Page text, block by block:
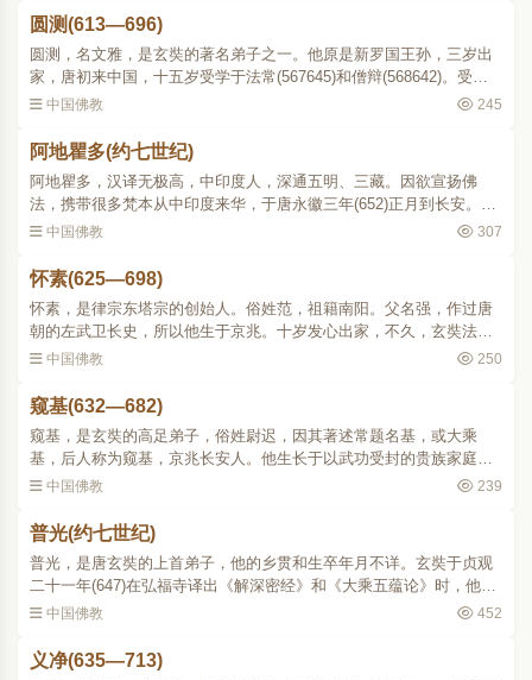
圆测(613—696)
圆测，名文雅，是玄奘的著名弟子之一。他原是新罗国王孙，三岁出
家，唐初来中国，十五岁受学于法常(567645)和僧辩(568642)。受戒
后，住长安玄法寺。钻研《毗昙》、《成实》、《俱舍》、《婆沙》
中国佛教 245
阿地瞿多(约七世纪)
阿地瞿多，汉译无极高，中印度人，深通五明、三藏。因欲宣扬佛
法，携带很多梵本从中印度来华，于唐永徽三年(652)正月到长安。他
来华的时间在玄奘游学印度归来之后。这时大唐国威远振，国内佛法
中国佛教 307
怀素(625—698)
怀素，是律宗东塔宗的创始人。俗姓范，祖籍南阳。父名强，作过唐
朝的左武卫长史，所以他生于京兆。十岁发心出家，不久，玄奘法师
回长安(645)，他就坚决要求从玄奘受学。显庆中(656660)，二十二岁
中国佛教 250
窥基(632—682)
窥基，是玄奘的高足弟子，俗姓尉迟，因其著述常题名基，或大乘
基，后人称为窥基，京兆长安人。他生长于以武功受封的贵族家庭
里；父亲尉迟宗，唐左金吾将军、松州都督，封江油县开国公。窥基
中国佛教 239
普光(约七世纪)
普光，是唐玄奘的上首弟子，他的乡贯和生卒年月不详。玄奘于贞观
二十一年(647)在弘福寺译出《解深密经》和《大乘五蕴论》时，他就
担任了笔受。直到麟德元年(664)，玄奘在玉华宫译出《咒五首经》他
中国佛教 452
义净(635—713)